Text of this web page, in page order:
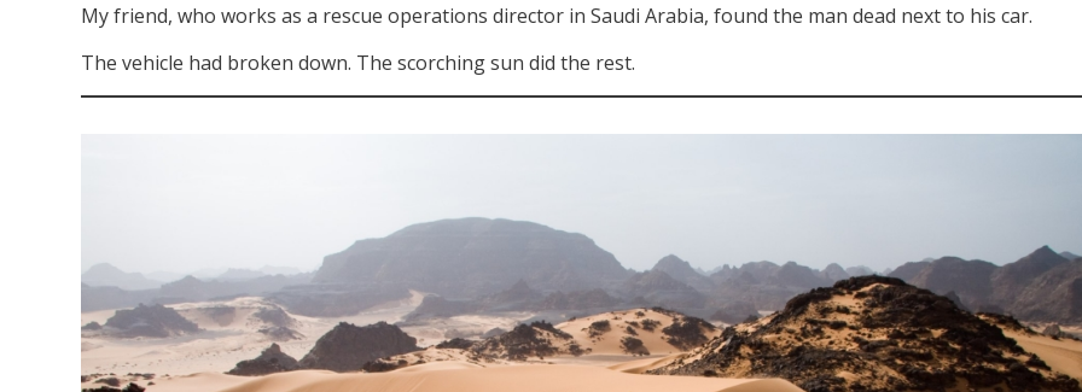
My friend, who works as a rescue operations director in Saudi Arabia, found the man dead next to his car.
The vehicle had broken down. The scorching sun did the rest.